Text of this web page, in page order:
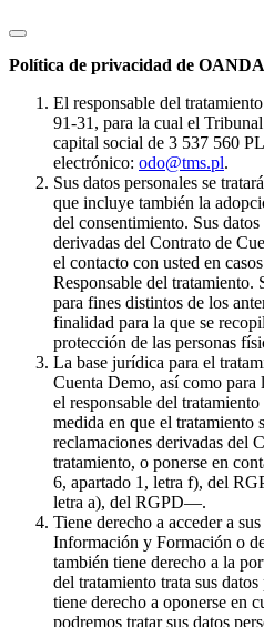
Política de privacidad de
El responsable del
91-31, para la cual el
capital social de 3 537 560
electrónico: odo@tms.pl.
Sus datos personales se
que incluye también la
del consentimiento. Sus
derivadas del Contrato de
el contacto con usted en
Responsable del tratamiento.
para fines distintos de los
finalidad para la que se
protección de las personas
La base jurídica para el
Cuenta Demo, así como para
el responsable del
medida en que el tratamiento
reclamaciones derivadas del
tratamiento, o ponerse en
6, apartado 1, letra f), del
letra a), del RGPD—.
Tiene derecho a acceder a
Información y Formación o
también tiene derecho a la
del tratamiento trata sus
tiene derecho a oponerse en
podremos tratar sus datos